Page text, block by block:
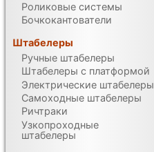
Роликовые системы
Бочкокантователи
Штабелеры
Ручные штабелеры
Штабелеры с платформой
Электрические штабелеры
Самоходные штабелеры
Ричтраки
Узкопроходные
штабелеры